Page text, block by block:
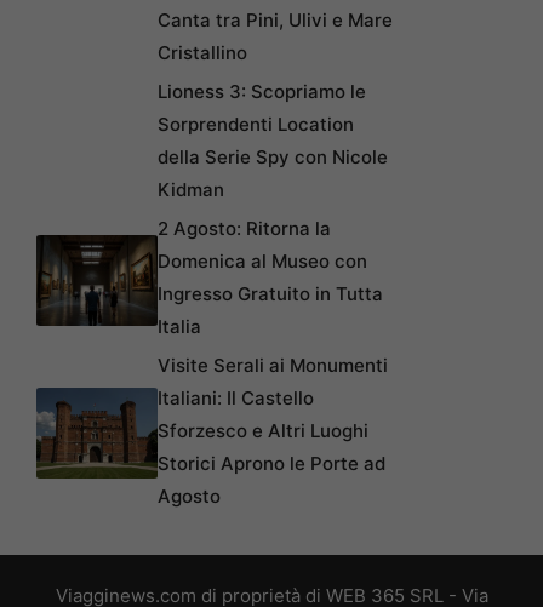
Canta tra Pini, Ulivi e Mare
Cristallino
Lioness 3: Scopriamo le
Sorprendenti Location
della Serie Spy con Nicole
Kidman
2 Agosto: Ritorna la
Domenica al Museo con
Ingresso Gratuito in Tutta
Italia
Visite Serali ai Monumenti
Italiani: Il Castello
Sforzesco e Altri Luoghi
Storici Aprono le Porte ad
Agosto
Viagginews.com di proprietà di WEB 365 SRL - Via